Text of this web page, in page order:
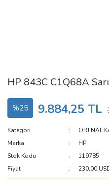
HP 843C C1Q68A
%25 9.884,25 TL
Kategori
ORJİNAL
Marka
HP
Stok Kodu
119785
Fiyat
230,00